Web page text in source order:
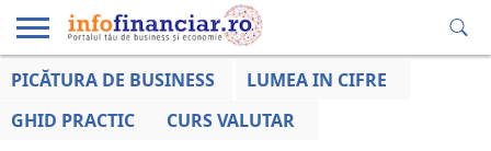
EDUCAȚIE
LA ZI
AFACERILOR
PICĂTURA DE BUSINESS
LUMEA IN CIFRE
GHID PRACTIC
CURS VALUTAR